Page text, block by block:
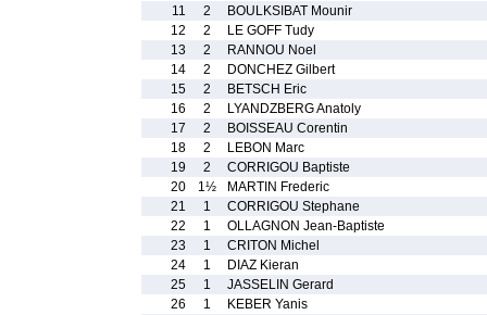
11
2
BOULKSIBAT Mounir
12
2
LE GOFF Tudy
13
2
RANNOU Noel
14
2
DONCHEZ Gilbert
15
2
BETSCH Eric
16
2
LYANDZBERG Anatoly
17
2
BOISSEAU Corentin
18
2
LEBON Marc
19
2
CORRIGOU Baptiste
20
1½
MARTIN Frederic
21
1
CORRIGOU Stephane
22
1
OLLAGNON Jean-Baptiste
23
1
CRITON Michel
24
1
DIAZ Kieran
25
1
JASSELIN Gerard
26
1
KEBER Yanis